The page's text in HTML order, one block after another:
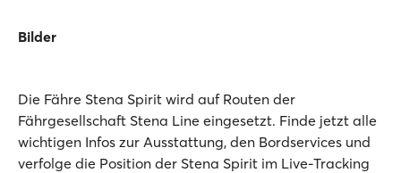
Bilder
Die Fähre Stena Spirit wird auf Routen der
Fährgesellschaft Stena Line eingesetzt. Finde jetzt alle
wichtigen Infos zur Ausstattung, den Bordservices und
verfolge die Position der Stena Spirit im Live-Tracking